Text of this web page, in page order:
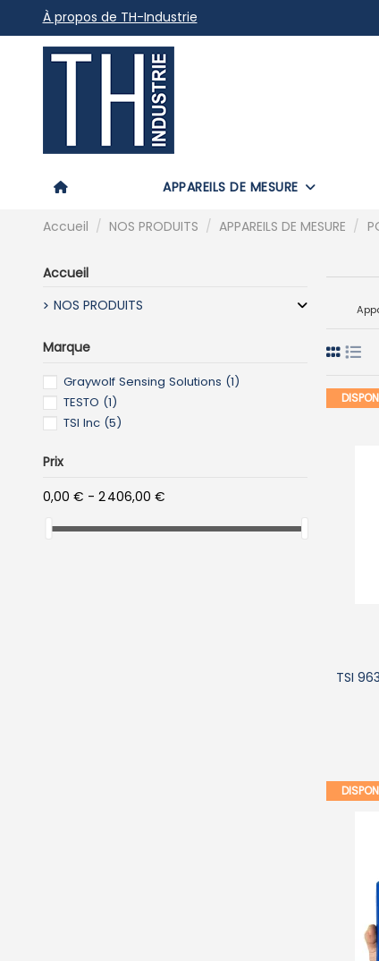
À propos de TH-Industrie
APPAREILS DE MESURE
Accueil NOS PRODUITS APPAREILS DE MESURE
TSI
Accueil
NOS PRODUITS
Marque
Graywolf Sensing Solutions (1)
TESTO (1)
TSI Inc (5)
Prix
0,00 € - 2 406,00 €